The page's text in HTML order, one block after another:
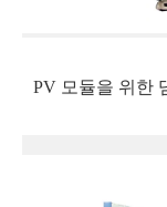
PV 모듈을 위한